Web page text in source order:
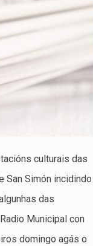
culturais das
San Simón incidindo
das
Municipal con
domingo agás o